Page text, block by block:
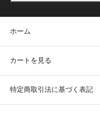
ホーム
カートを見る
特定商取引法に基づく表記